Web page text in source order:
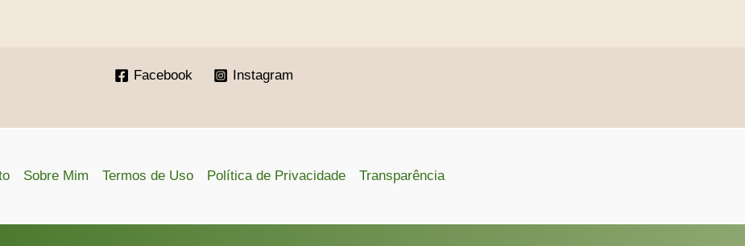
Facebook Instagram
Sobre Mim Termos de Uso Política de Privacidade Transparência